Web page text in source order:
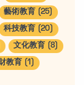
藝術教育 (25)
科技教育 (20)
文化教育 (8)
教育 (1)